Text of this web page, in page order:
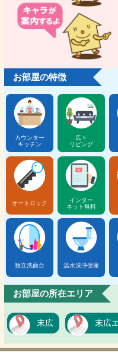
お部屋の特徴
カウンター
キッチン
広々
リビング
オートロック
インター
ネット無料
独立洗面台 温水洗浄便座
お部屋の所在エリア
末広 末広